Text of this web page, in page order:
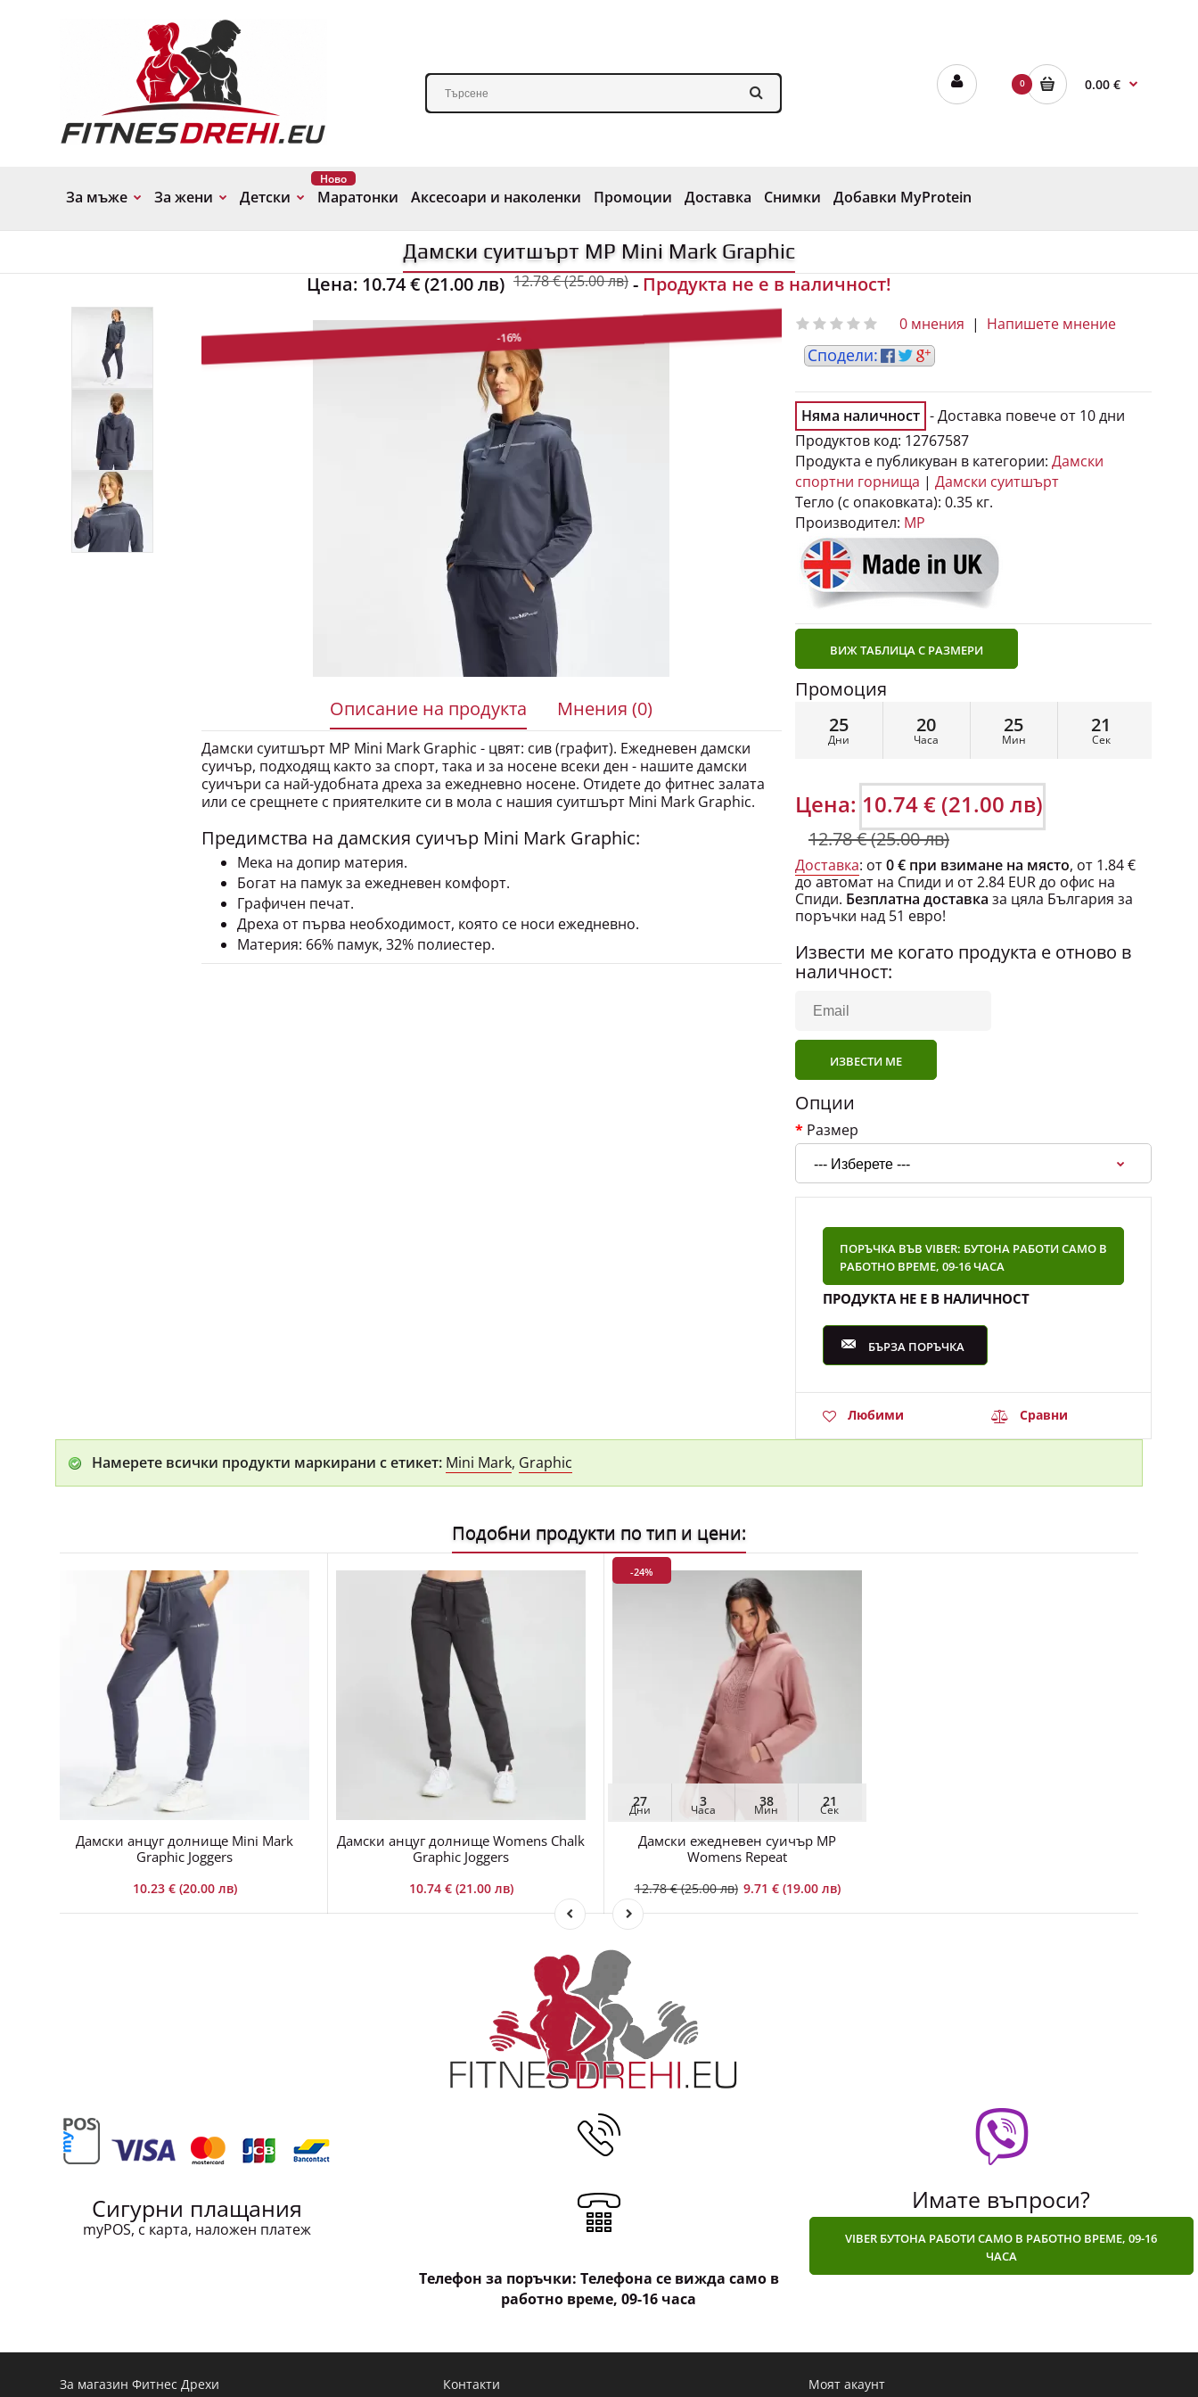
0 0.00 €
За мъже За жени Детски Маратонки
Ново
Аксесоари и наколенки Промоции Доставка Снимки Добавки MyProtein
Дамски суитшърт MP Mini Mark Graphic
Цена: 10.74 € (21.00 лв) 12.78 € (25.00 лв) - Продукта не е в наличност!
-16%
Дамски суитшърт MP Mini Mark Graphic - цвят: сив (графит). Ежедневен дамски
суичър, подходящ както за спорт, така и за носене всеки ден - нашите дамски
суичъри са най-удобната дреха за ежедневно носене. Отидете до фитнес залата
или се срещнете с приятелките си в мола с нашия суитшърт Mini Mark Graphic.
Мека на допир материя.
Богат на памук за ежедневен комфорт.
Графичен печат.
Дреха от първа необходимост, която се носи ежедневно.
Материя: 66% памук, 32% полиестер.
0 мнения | Напишете мнение
Няма наличност - Доставка повече от 10 дни
Продуктов код: 12767587
Продукта е публикуван в категории: Дамски
спортни горнища | Дамски суитшърт
Тегло (с опаковката): 0.35 кг.
Производител: MP
ВИЖ ТАБЛИЦА С РАЗМЕРИ
Промоция
25
Дни
20
Часа
25
Мин
20
Сек
Цена: 10.74 € (21.00 лв)
12.78 € (25.00 лв)
Доставка: от0 € при взимане на място, от 1.84 €
до автомат на Спиди и от 2.84 EUR до офис на
Спиди. Безплатна доставка за цяла България за
поръчки над 51 евро!
Извести ме когато продукта е отново в
наличност:
ИЗВЕСТИ МЕ
Опции
Размер
ПОРЪЧКА ВЪВ VIBER: БУТОНА РАБОТИ САМО В
РАБОТНО ВРЕМЕ, 09-16 ЧАСА
ПРОДУКТА НЕ Е В НАЛИЧНОСТ
БЪРЗА ПОРЪЧКА
Любими Сравни
Намерете всички продукти маркирани с етикет: Mini Mark, Graphic
Подобни продукти по тип и цени:
Дамски анцуг долнище Mini Mark
Graphic Joggers
10.23 € (20.00 лв)
Дамски анцуг долнище Womens Chalk
Graphic Joggers
10.74 € (21.00 лв)
-24%
27
Дни
3
Часа
38
Мин
20
Сек
Дамски ежедневен суичър MP
Womens Repeat
12.78 € (25.00 лв) 9.71 € (19.00 лв)
Сигурни плащания
myPOS, с карта, наложен платеж
Телефон за поръчки: Телефона се вижда само в
работно време, 09-16 часа
Имате въпроси?
VIBER БУТОНА РАБОТИ САМО В РАБОТНО ВРЕМЕ, 09-16
ЧАСА
За магазин Фитнес Дрехи Контакти Моят акаунт